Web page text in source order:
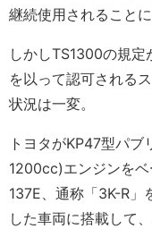
継続使用されることに
しかしTS1300の規
を以って認可される
状況は一変。
トヨタがKP47型パブ
1200cc)エンジンを
137E、通称「3K-R
した車両に搭載して